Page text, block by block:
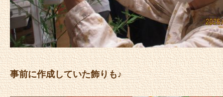
事前に作成していた飾りも♪